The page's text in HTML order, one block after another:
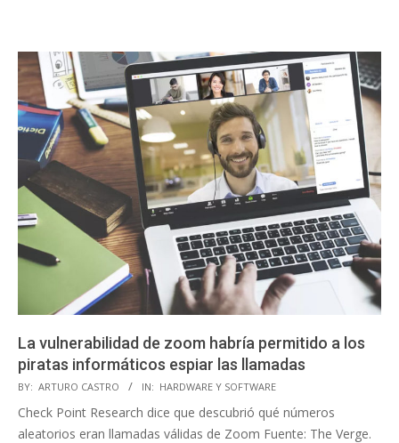
La vulnerabilidad de zoom habría permitido a los
piratas informáticos espiar las llamadas
2020-
01-
28
BY: ARTURO CASTRO IN: HARDWARE Y SOFTWARE
Check Point Research dice que descubrió qué números
aleatorios eran llamadas válidas de Zoom Fuente: The Verge.